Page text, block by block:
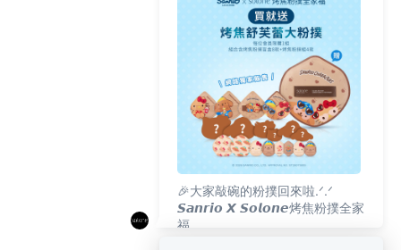
🎉大家敲碗的粉撲回來啦.ᐟ‪‪.ᐟ
𝙎𝙖𝙣𝙧𝙞𝙤 𝙓 𝙎𝙤𝙡𝙤𝙣𝙚烤焦粉撲全家
福